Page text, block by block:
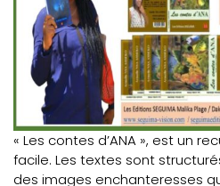
« Les contes d’ANA », est un
facile. Les textes sont
des images enchanteresses